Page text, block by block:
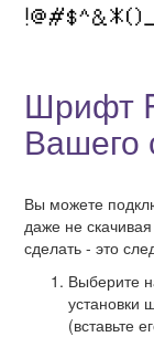
Шрифт
Вашего
Вы можете
даже не
сделать - это
Выберите
установки
(вставьте